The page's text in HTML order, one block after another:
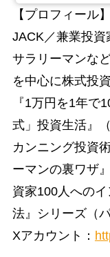
【プロフィール】
JACK／兼業投資
サラリーマンな
を中心に株式投
『1万円を1年で
式」投資生活』
カンニング投資
ーマンの裏ワザ
資家100人への
法』シリーズ（
Xアカウント：